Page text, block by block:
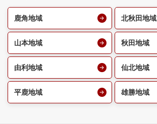
鹿角地域 北秋田地域
山本地域 秋田地域
由利地域 仙北地域
平鹿地域 雄勝地域